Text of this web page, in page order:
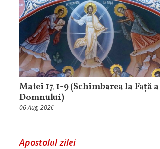
Matei 17, 1-9 (Schimbarea la Față a
Domnului)
06 Aug, 2026
Apostolul zilei